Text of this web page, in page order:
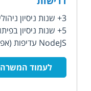
3+ שנות ניסיון ניהולי
5+ שנות ניסיון בפיתוח FS
NodeJS עדיפות (אפשר...
לעמוד המשרה